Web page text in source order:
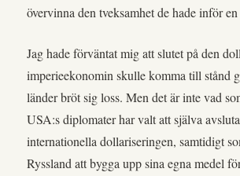
övervinna den tveksamhet de hade inför
Jag hade förväntat mig att slutet på den
imperieekonomin skulle komma till stånd
länder bröt sig loss. Men det är inte vad
USA:s diplomater har valt att själva
internationella dollariseringen, samtidigt
Ryssland att bygga upp sina egna medel